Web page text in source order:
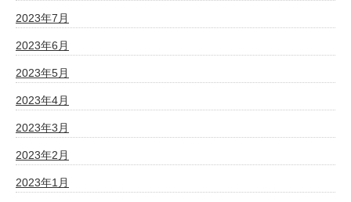
2023年7月
2023年6月
2023年5月
2023年4月
2023年3月
2023年2月
2023年1月